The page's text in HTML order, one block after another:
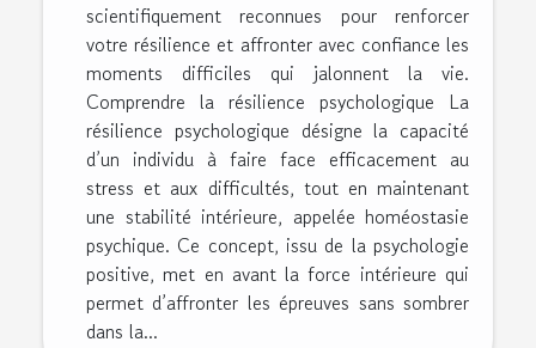
scientifiquement reconnues pour renforcer
votre résilience et affronter avec confiance les
moments difficiles qui jalonnent la vie.
Comprendre la résilience psychologique La
résilience psychologique désigne la capacité
d’un individu à faire face efficacement au
stress et aux difficultés, tout en maintenant
une stabilité intérieure, appelée homéostasie
psychique. Ce concept, issu de la psychologie
positive, met en avant la force intérieure qui
permet d’affronter les épreuves sans sombrer
dans la...